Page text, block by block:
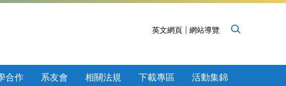
英文網頁 網站導覽
合作 系友會 相關法規 下載專區 活動集錦